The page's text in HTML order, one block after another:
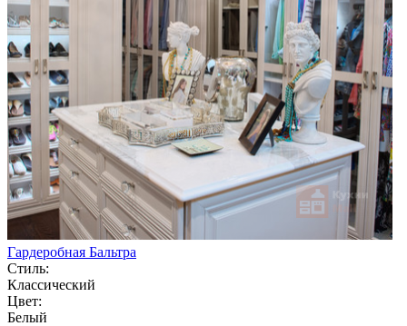
Гардеробная Бальтра
Стиль:
Классический
Цвет:
Белый